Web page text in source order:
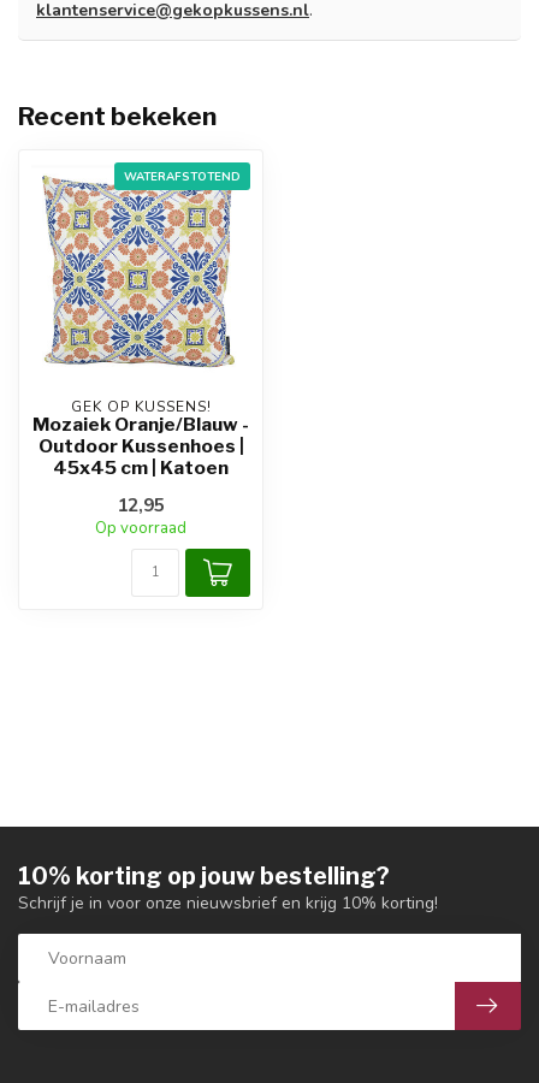
klantenservice@gekopkussens.nl.
Recent bekeken
WATERAFSTOTEND
GEK OP KUSSENS!
Mozaiek Oranje/Blauw -
Outdoor Kussenhoes |
45x45 cm | Katoen
12,95
Op voorraad
10% korting op jouw bestelling?
Schrijf je in voor onze nieuwsbrief en krijg 10% korting!